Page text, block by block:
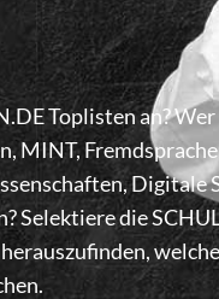
Toplisten an?
MINT,
Digitale
Selektiere die